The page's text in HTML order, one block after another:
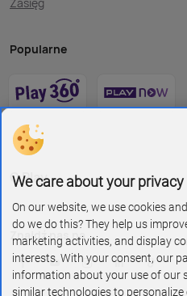
Popularne
O Play
Znajdź nas na
We care about your privacy
On our website, we use cookies
do we do this? They help us
marketing activities, and display
interests. With your consent, our
information about your use of our
similar technologies to personalize